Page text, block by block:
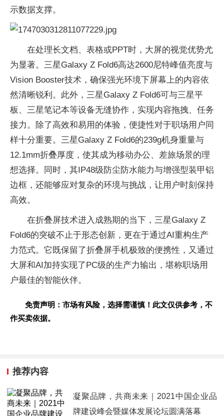
示数据支撑。
在处理长文档、表格或PPT时，大屏的视觉优势尤
为显著。三星Galaxy Z Fold6高达2600尼特峰值亮度与
Vision Booster技术，确保强光环境下屏幕上的内容依
然清晰锐利。此外，三星Galaxy Z Fold6可与三星平
板、三星笔记本等设备无缝协作，实现内容拖拽、任务
接力。除了高效和易用的体验，便捷性对于职场用户同
样十分重要。三星Galaxy Z Fold6的239g机身重量与
12.1mm折叠厚度，使其成为移动办公、差旅场景的理
想选择。同时，其IP48级防尘防水能力与增强型装甲铝
边框，还能够应对复杂的环境与挑战，让用户时刻保持
高效。
在折叠屏技术进入成熟期的当下，三星Galaxy Z
Fold6的突破不止于形态创新，更在于通过AI重构生产
力范式。它既保留了折叠屏手机极致的便携性，又通过
大屏和AI加持实现了PC级的生产力输出，堪称职场用
户最佳的智能伙伴。
免责声明：市场有风险，选择需谨慎！此文仅供参考，不
作买卖依据。
推荐内容
凝聚品牌，共商未来｜2021中国企业品
牌建设峰会暨媒体发展论坛圆满落幕